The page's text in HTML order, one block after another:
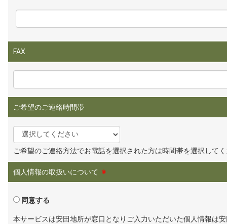
FAX
ご希望のご連絡時間帯
ご希望のご連絡方法でお電話を選択された方は時間帯を選択して
個人情報の取扱いについて ※
同意する
本サービスは安田地所が窓口となりご入力いただいた個人情報は